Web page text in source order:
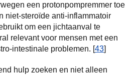
een protonpompremmer toe
niet-steroïde anti-inflammatoir
om een jichtaanval te
relevant voor mensen met een
intestinale problemen. [43]
hulp zoeken en niet alleen